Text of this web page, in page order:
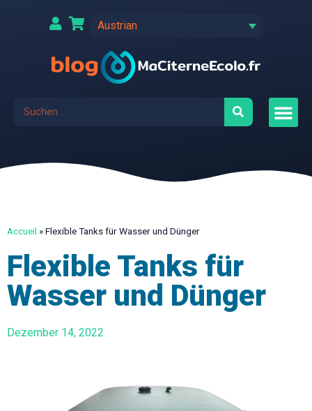
Austrian
Accueil »Flexible Tanks für Wasser und Dünger
Flexible Tanks für
Wasser und Dünger
Dezember 14, 2022